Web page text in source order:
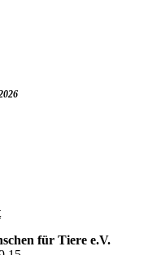
für Tiere e.V.